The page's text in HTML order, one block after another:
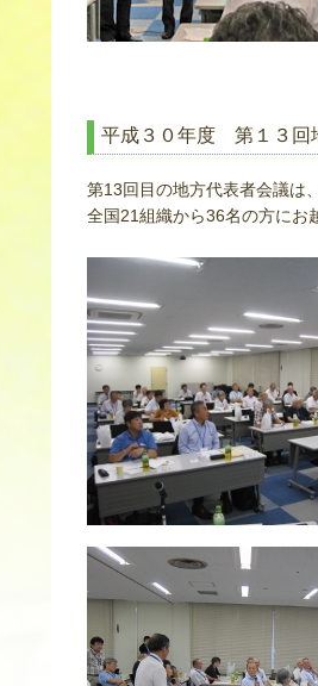
平成３０年度 第１３回
第13回目の地方代表者会議は
全国21組織から36名の方にお